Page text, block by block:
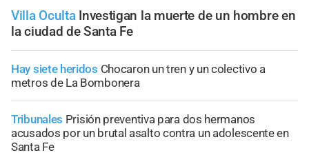
Villa Oculta Investigan la muerte de un hombre en
la ciudad de Santa Fe
Hay siete heridos Chocaron un tren y un colectivo a
metros de La Bombonera
Tribunales Prisión preventiva para dos hermanos
acusados por un brutal asalto contra un adolescente en
Santa Fe